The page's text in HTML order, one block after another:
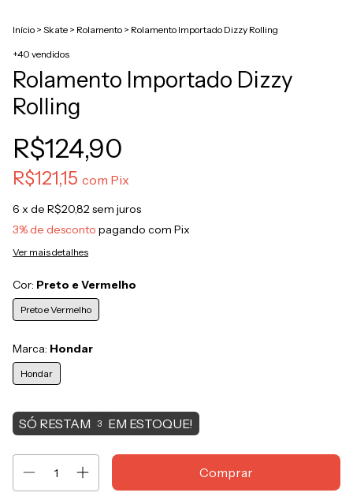
Início > Skate > Rolamento > Rolamento Importado Dizzy Rolling
+40 vendidos
Rolamento Importado Dizzy
Rolling
R$124,90
R$121,15 com Pix
6 x de R$20,82sem juros
3% de desconto pagando com Pix
Ver mais detalhes
Cor: Preto e Vermelho
Preto e Vermelho
Marca: Hondar
Hondar
SÓ RESTAM 3 EM ESTOQUE!